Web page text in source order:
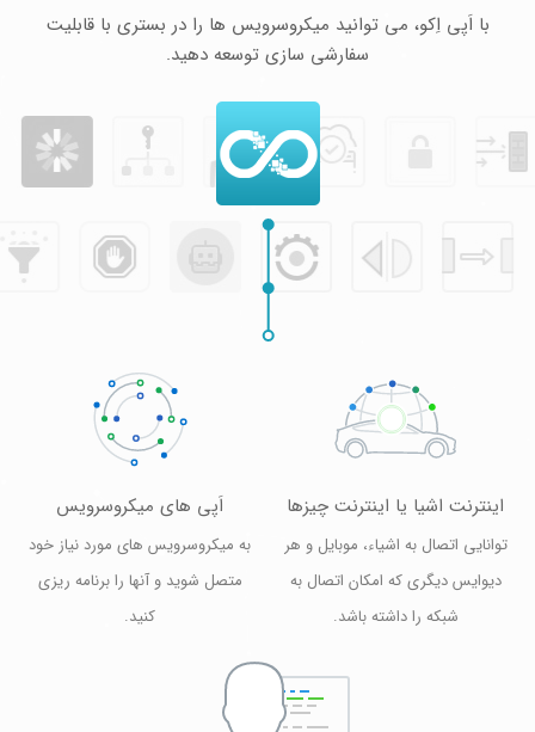
با اَپی اِکو، می توانید میکروسرویس ها را در بستری با قابلیت
سفارشی سازی توسعه دهید.
اَپی های میکروسرویس
به میکروسرویس های مورد نیاز خود
متصل شوید و آنها را برنامه ریزی
کنید.
اینترنت اشیا یا اینترنت چیزها
توانایی اتصال به اشیاء، موبایل و هر
دیوایس دیگری که امکان اتصال به
شبکه را داشته باشد.